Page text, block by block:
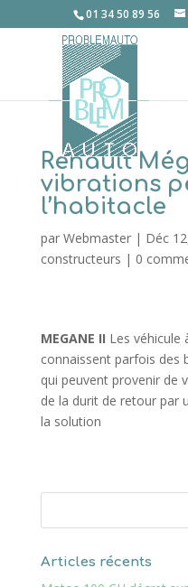
01 34 50 89 56
Renault
vibrations
l’habitacle
par Webmaster| Déc
constructeurs | 0
MEGANE II Les véhicule
connaissent parfois des
qui peuvent provenir de
de la durit de retour par
la solution
Articles récents